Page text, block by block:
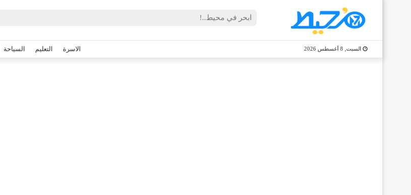
السبت, 8 أغسطس 2026 الاسرة التعليم السياحة